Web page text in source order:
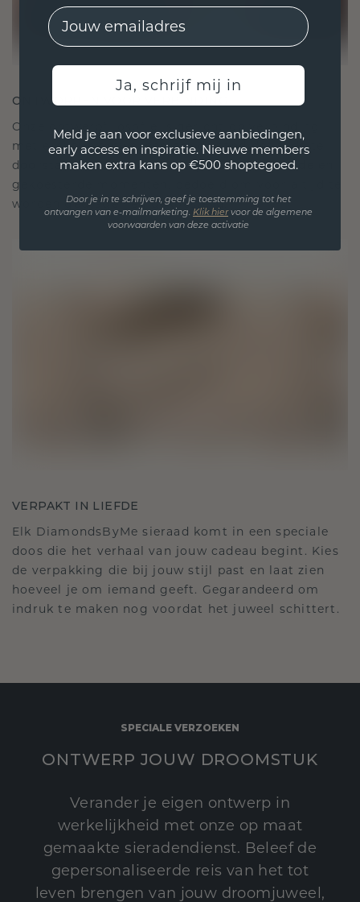
ONTWORPEN VOOR VERBINDING
Onze ontwerpfilosofie is gericht op verbinding,
met elk stuk ontworpen om de tand des tijds te
doorstaan. Het wordt jouw symbool van liefde en
gekoesterde momenten, bedoeld om voor altijd te
worden gedragen en gekoesterd.
VERPAKT IN LIEFDE
Elk DiamondsByMe sieraad komt in een speciale
doos die het verhaal van jouw cadeau begint. Kies
de verpakking die bij jouw stijl past en laat zien
hoeveel je om iemand geeft. Gegarandeerd om
indruk te maken nog voordat het juweel schittert.
SPECIALE VERZOEKEN
ONTWERP JOUW DROOMSTUK
Verander je eigen ontwerp in
werkelijkheid met onze op maat
gemaakte sieradendienst. Beleef de
gepersonaliseerde reis van het tot
leven brengen van jouw droomjuweel,
EMail
Ja, schrijf mij in
Meld je aan voor exclusieve aanbiedingen,
early access en inspiratie. Nieuwe members
maken extra kans op €500 shoptegoed.
Door je in te schrijven, geef je toestemming tot het
ontvangen van e-mailmarketing. Klik hiervoor de algemene
voorwaarden van deze activatie